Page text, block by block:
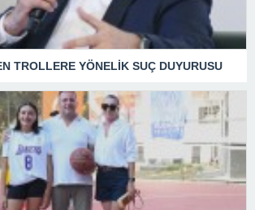
TROLLERE YÖNELİK SUÇ DUYURUSU